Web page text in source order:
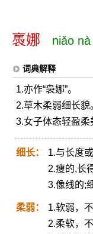
褭娜 niǎo nà
词典解释
1.亦作“袅娜”。
2.草木柔弱细长貌
3.女子体态轻盈柔
细长：
1.与长度
2.瘦的,长
3.像线的;
柔弱：
1.软弱，不
2.柔软，不